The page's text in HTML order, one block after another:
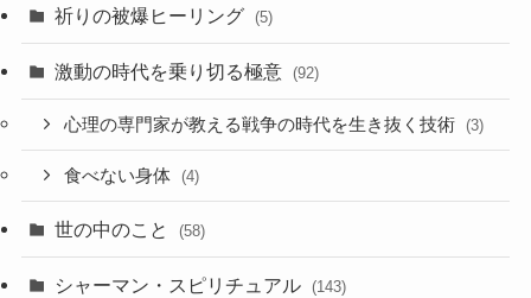
祈りの被爆ヒーリング (5)
激動の時代を乗り切る極意 (92)
心理の専門家が教える戦争の時代を生き抜く技術 (3)
食べない身体 (4)
世の中のこと (58)
シャーマン・スピリチュアル (143)